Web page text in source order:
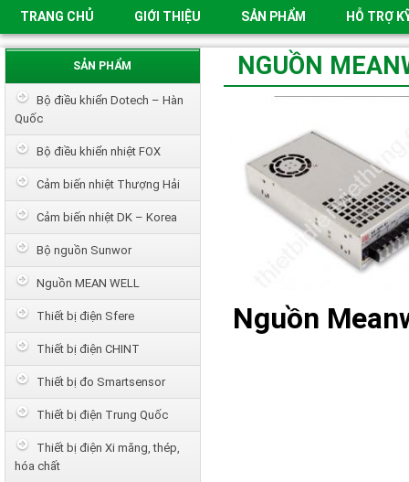
TRANG CHỦ GIỚI THIỆU SẢN PHẨM HỖ TRỢ
NGUỒN
Nguồn
SẢN PHẨM
Bộ điều khiển Dotech – Hàn
Quốc
Bộ điều khiển nhiệt FOX
Cảm biến nhiệt Thượng Hải
Cảm biến nhiệt DK – Korea
Bộ nguồn Sunwor
Nguồn MEAN WELL
Thiết bị điện Sfere
Thiết bị điện CHINT
Thiết bị đo Smartsensor
Thiết bị điện Trung Quốc
Thiết bị điện Xi măng, thép,
hóa chất